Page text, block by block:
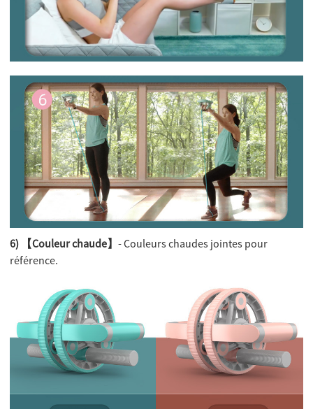
6) 【Couleur chaude】- Couleurs chaudes jointes pour
référence.